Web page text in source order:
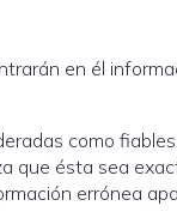
en él
como
que ésta sea
errónea